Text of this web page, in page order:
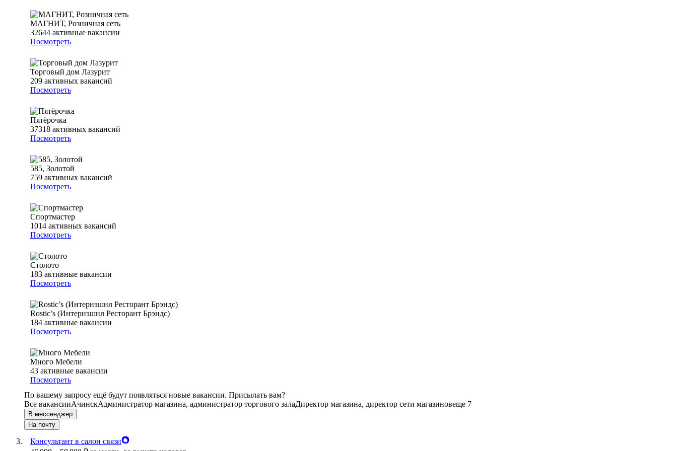
МАГНИТ, Розничная сеть
32644 активные вакансии
Посмотреть
Торговый дом Лазурит
209 активных вакансий
Посмотреть
Пятёрочка
37318 активных вакансий
Посмотреть
585, Золотой
759 активных вакансий
Посмотреть
Спортмастер
1014 активных вакансий
Посмотреть
Столото
183 активные вакансии
Посмотреть
Rostic’s (Интернэшнл Ресторант Брэндс)
184 активные вакансии
Посмотреть
Много Мебели
43 активные вакансии
Посмотреть
По вашему запросу ещё будут появляться новые вакансии. Присылать вам?
Все вакансииАчинскАдминистратор магазина, администратор торгового залаДиректор магазина, директор сети магазиновеще 7
В мессенджер
На почту
Консультант в салон связи